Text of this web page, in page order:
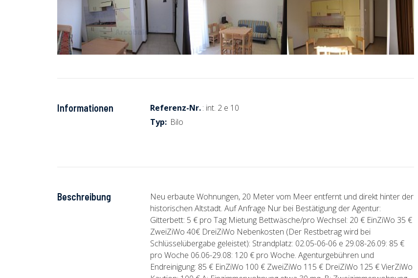
Informationen Referenz-Nr.: int. 2 e 10
Typ: Bilo
Beschreibung
Neu erbaute Wohnungen, 20 Meter vom Meer entfernt und direkt hinter der
historischen Altstadt. Auf Anfrage Nur bei Bestätigung der Agentur:
Gitterbett: 5 € pro Tag Mietung Bettwäsche/pro Wechsel: 20 € EinZiWo 35 €
ZweiZiWo 40€ DreiZiWo Nebenkosten (Der Restbetrag wird bei
Schlüsselübergabe geleistet): Strandplatz: 02.05-06-06 e 29.08-26.09: 85 €
pro Woche 06.06-29.08: 120 € pro Woche. Agenturgebühren und
Endreinigung: 85 € EinZiWo 100 € ZweiZiWo 115 € DreiZiWo 125 € VierZiWo